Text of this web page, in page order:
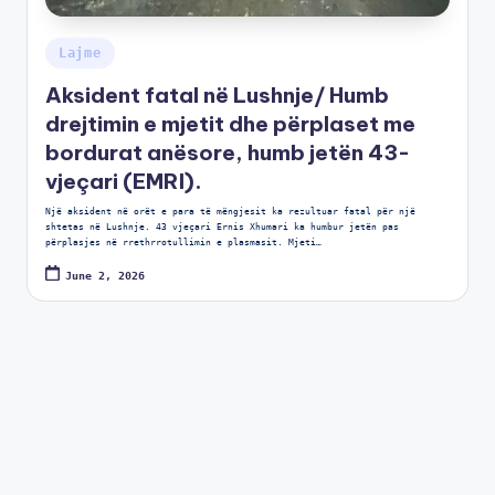
Lajme
Aksident fatal në Lushnje/ Humb
drejtimin e mjetit dhe përplaset me
bordurat anësore, humb jetën 43-
vjeçari (EMRI).
Një aksident në orët e para të mëngjesit ka rezultuar fatal për një
shtetas në Lushnje. 43 vjeçari Ernis Xhumari ka humbur jetën pas
përplasjes në rrethrrotullimin e plasmasit. Mjeti…
June 2, 2026